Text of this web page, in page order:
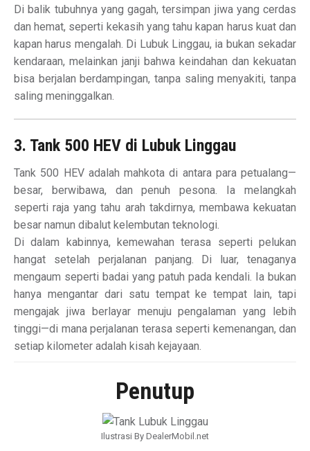
Di balik tubuhnya yang gagah, tersimpan jiwa yang cerdas
dan hemat, seperti kekasih yang tahu kapan harus kuat dan
kapan harus mengalah. Di Lubuk Linggau, ia bukan sekadar
kendaraan, melainkan janji bahwa keindahan dan kekuatan
bisa berjalan berdampingan, tanpa saling menyakiti, tanpa
saling meninggalkan.
3. Tank 500 HEV di Lubuk Linggau
Tank 500 HEV adalah mahkota di antara para petualang—
besar, berwibawa, dan penuh pesona. Ia melangkah
seperti raja yang tahu arah takdirnya, membawa kekuatan
besar namun dibalut kelembutan teknologi.
Di dalam kabinnya, kemewahan terasa seperti pelukan
hangat setelah perjalanan panjang. Di luar, tenaganya
mengaum seperti badai yang patuh pada kendali. Ia bukan
hanya mengantar dari satu tempat ke tempat lain, tapi
mengajak jiwa berlayar menuju pengalaman yang lebih
tinggi—di mana perjalanan terasa seperti kemenangan, dan
setiap kilometer adalah kisah kejayaan.
Penutup
Ilustrasi By DealerMobil.net